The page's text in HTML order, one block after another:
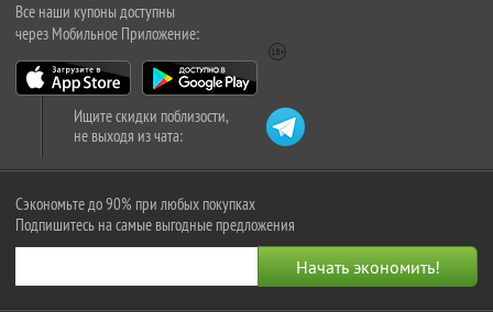
Все наши купоны доступны
через Мобильное Приложение:
Ищите скидки поблизости,
не выходя из чата:
Сэкономьте до 90% при любых покупках
Подпишитесь на самые выгодные предложения